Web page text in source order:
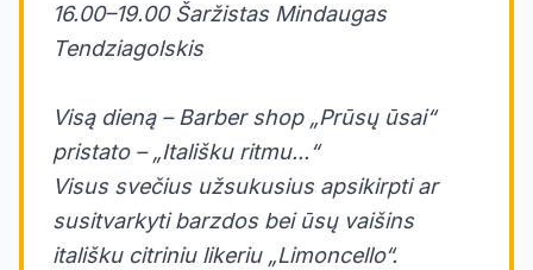
16.00–19.00 Šaržistas Mindaugas
Tendziagolskis
Visą dieną – Barber shop „Prūsų ūsai“
pristato – „Itališku ritmu...“
Visus svečius užsukusius apsikirpti ar
susitvarkyti barzdos bei ūsų vaišins
itališku citriniu likeriu „Limoncello“.